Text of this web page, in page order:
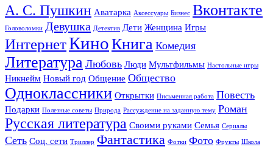
А. С. Пушкин Аватарка Аксессуары Бизнес Вконтакте
Головоломки Девушка Детектив Дети Женщина Игры
ИнтернетКиноКнига Комедия
Литература Любовь Люди Мультфильмы Настольные игры
Никнейм Новый год Общение Общество
Одноклассники Открытки Письменная работа Повесть
Подарки Полезные советы Природа Рассуждение на заданную тему Роман
Русская литература Своими руками Семья Сериалы
Сеть Соц. сети Триллер Фантастика Фотки Фото Фрукты Школа